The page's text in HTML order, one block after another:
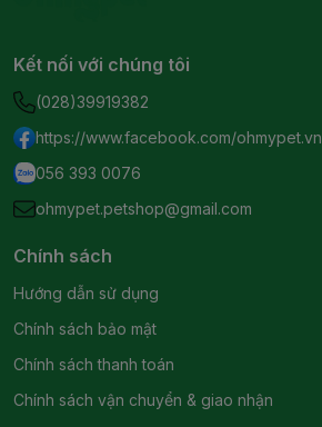
Kết nối với chúng tôi
(028)39919382
https://www.facebook.com/ohmypet.vn
056 393 0076
ohmypet.petshop@gmail.com
Chính sách
Hướng dẫn sử dụng
Chính sách bảo mật
Chính sách thanh toán
Chính sách vận chuyển & giao nhận